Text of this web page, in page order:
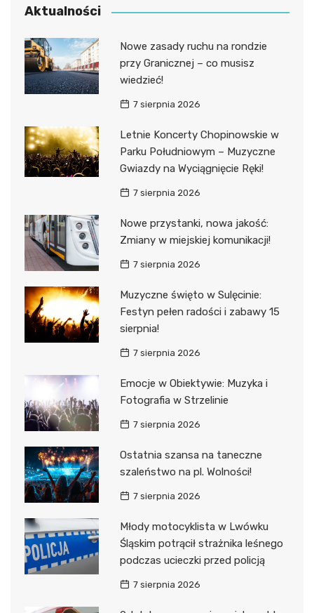
Aktualności
Nowe zasady ruchu na rondzie
przy Granicznej – co musisz
wiedzieć!
7 sierpnia 2026
Letnie Koncerty Chopinowskie w
Parku Południowym – Muzyczne
Gwiazdy na Wyciągnięcie Ręki!
7 sierpnia 2026
Nowe przystanki, nowa jakość:
Zmiany w miejskiej komunikacji!
7 sierpnia 2026
Muzyczne święto w Sulęcinie:
Festyn pełen radości i zabawy 15
sierpnia!
7 sierpnia 2026
Emocje w Obiektywie: Muzyka i
Fotografia w Strzelinie
7 sierpnia 2026
Ostatnia szansa na taneczne
szaleństwo na pl. Wolności!
7 sierpnia 2026
Młody motocyklista w Lwówku
Śląskim potrącił strażnika leśnego
podczas ucieczki przed policją
7 sierpnia 2026